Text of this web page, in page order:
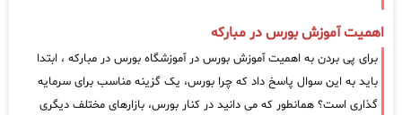
اهمیت آموزش بورس در مبارکه
برای پی بردن به اهمیت آموزش بورس در آموزشگاه بورس در مبارکه ، ابتدا
باید به این سوال پاسخ داد که چرا بورس، یک گزینه مناسب برای سرمایه
گذاری است؟ همانطور که می دانید در کنار بورس، بازارهای مختلف دیگری